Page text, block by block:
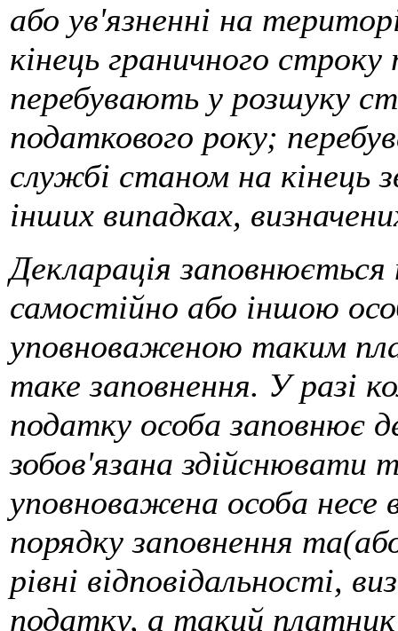
або ув'язненні на
кінець граничного строку
перебувають у розшуку
податкового року;
службі станом на кінець
інших випадках,
Декларація
самостійно або іншою
уповноваженою таким
таке заповнення. У разі
податку особа заповнює
зобов'язана здійснювати
уповноважена особа несе
порядку заповнення
рівні відповідальності,
податку, а такий платник